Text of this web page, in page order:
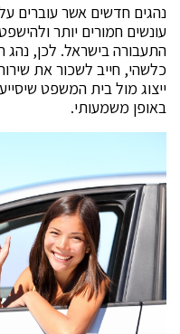
נהגים חדשים אשר עוברים
עונשים חמורים יותר
התעבורה בישראל. לכן,
כלשהי, חייב לשכור את
ייצוג מול בית המשפט
באופן משמעותי.